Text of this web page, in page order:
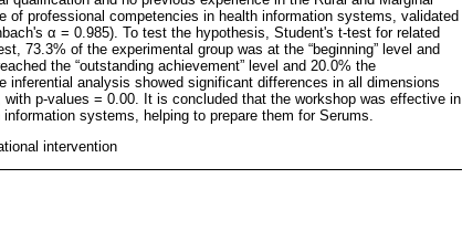
of professional competencies in health information systems, validated
α = 0.985). To test the hypothesis, Student's t-test for related
73.3% of the experimental group was at the “beginning” level and
the “outstanding achievement” level and 20.0% the
inferential analysis showed significant differences in all dimensions
p-values = 0.00. It is concluded that the workshop was effective in
systems, helping to prepare them for Serums.
intervention